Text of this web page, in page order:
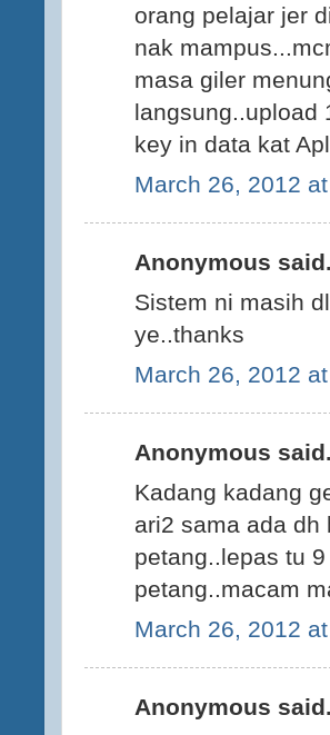
orang pelajar jer
nak
masa giler
langsung..upload
key in data kat
March 26, 2012
Anonymous
Sistem ni masih
ye..thanks
March 26, 2012
Anonymous
Kadang kadang
ari2 sama ada
petang..lepas tu
petang..macam
March 26, 2012
Anonymous